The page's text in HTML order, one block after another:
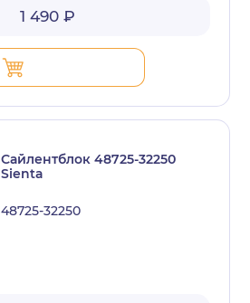
1 490 ₽
Сайлентблок 48725-32250
Sienta
48725-32250